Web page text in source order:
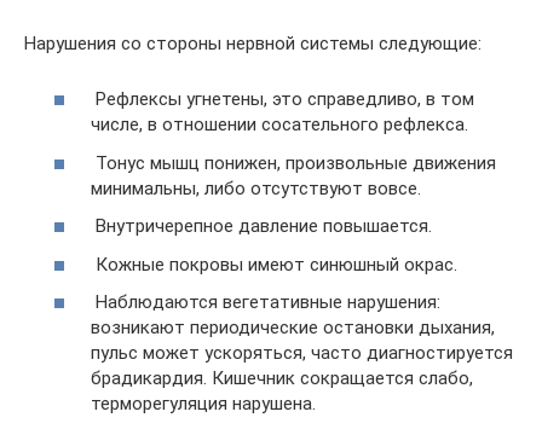
Нарушения со стороны нервной системы следующие:
Рефлексы угнетены, это справедливо, в том
числе, в отношении сосательного рефлекса.
Тонус мышц понижен, произвольные движения
минимальны, либо отсутствуют вовсе.
Внутричерепное давление повышается.
Кожные покровы имеют синюшный окрас.
Наблюдаются вегетативные нарушения:
возникают периодические остановки дыхания,
пульс может ускоряться, часто диагностируется
брадикардия. Кишечник сокращается слабо,
терморегуляция нарушена.